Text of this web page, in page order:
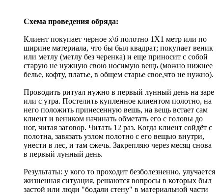
Схема проведения обряда:
Клиент покупает черное х\б полотно 1X1 метр или по
ширине материала, что бы был квадрат; покупает веник
или метлу (метлу без черенка) и еще приносит с собой
старую не нужную свою носимую вещь (можно нижнее
белье, кофту, платье, в общем старье свое,что не нужно).
Проводить ритуал нужно в первый лунный день на заре
или с утра. Постелить купленное клиентом полотно, на
него положить принесенную вешь, на вещь встает сам
клиент и веником начинать обметать его с головы до
ног, читая заговор. Читать 12 раз. Когда клиент сойдёт с
полотна, завязать узлом полотно с его вещью внутри,
унести в лес, и там сжечь. Закрепляю через месяц снова
в первый лунный день.
Результаты: у кого то проходит безболезненно, улучается
жизненная ситуация, решаются вопросы в которых был
застой или люди "бодали стену" в материальной части